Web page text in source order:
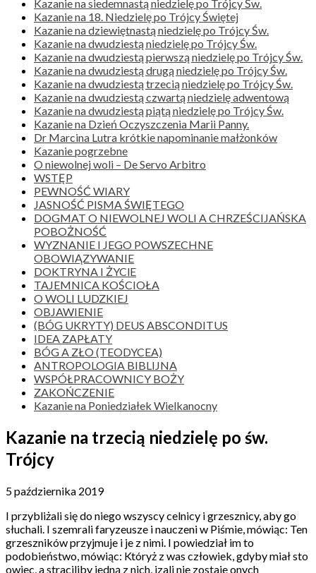
Kazanie na siedemnastą niedzielę po Trójcy Św.
Kazanie na 18. Niedzielę po Trójcy Świętej
Kazanie na dziewiętnastą niedzielę po Trójcy Św.
Kazanie na dwudziestą niedzielę po Trójcy Św.
Kazanie na dwudziestą pierwszą niedzielę po Trójcy Św.
Kazanie na dwudziestą drugą niedzielę po Trójcy Św.
Kazanie na dwudziestą trzecią niedzielę po Trójcy Św.
Kazanie na dwudziestą czwartą niedzielę adwentową
Kazanie na dwudziestą piątą niedzielę po Trójcy Św.
Kazanie na Dzień Oczyszczenia Marii Panny.
Dr Marcina Lutra krótkie napominanie małżonków
Kazanie pogrzebne
O niewolnej woli – De Servo Arbitro
WSTĘP
PEWNOŚĆ WIARY
JASNOŚĆ PISMA ŚWIĘTEGO
DOGMAT O NIEWOLNEJ WOLI A CHRZEŚCIJAŃSKA
POBOŻNOŚĆ
WYZNANIE I JEGO POWSZECHNE
OBOWIĄZYWANIE
DOKTRYNA I ŻYClE
TAJEMNICA KOŚCIOŁA
O WOLI LUDZKIEJ
OBJAWIENIE
(BÓG UKRYTY) DEUS ABSCONDITUS
IDEA ZAPŁATY
BÓG A ZŁO (TEODYCEA)
ANTROPOLOGIA BIBLIJNA
WSPÓŁPRACOWNICY BOŻY
ZAKOŃCZENIE
Kazanie na Poniedziałek Wielkanocny
Kazanie na trzecią niedzielę po św.
Trójcy
5 października 2019
I przybliżali się do niego wszyscy celnicy i grzesznicy, aby go
słuchali. I szemrali faryzeusze i nauczeni w Piśmie, mówiąc: Ten
grzeszników przyjmuje i je z nimi. I powiedział im to
podobieństwo, mówiąc: Któryż z was człowiek, gdyby miał sto
owiec, a straciliby jedną z nich, izali nie zostaje onych